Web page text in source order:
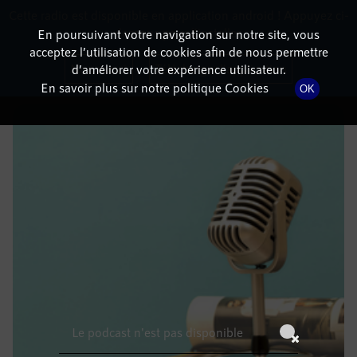
DÉTAILS DE L'ÉPISODE
30 mai 2022 à 3h59, durée : Invalid date
En poursuivant votre navigation sur notre site, vous
acceptez l’utilisation de cookies afin de nous permettre
d’améliorer votre expérience utilisateur.
En savoir plus sur notre politique Cookies
OK
dessous pour l'installer.
Non merci Télécharger l'application
Le podcast n'est pas disponible